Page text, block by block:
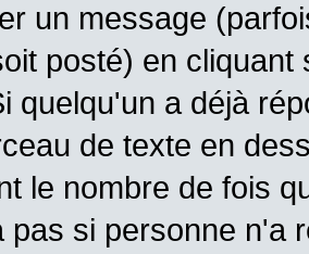
un message
posté) en
quelqu'un a déjà
de texte en
le nombre de fois
pas si personne n'a